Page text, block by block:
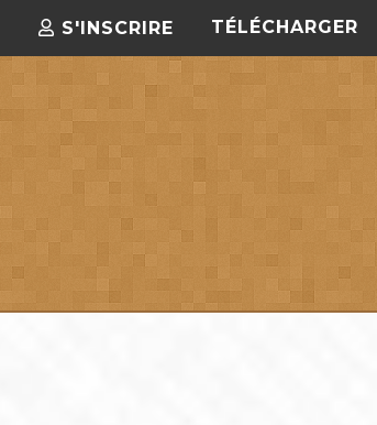
TÉLÉCHARGER
S'INSCRIRE